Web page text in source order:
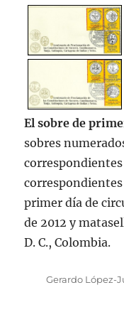
El sobre de
sobres
primer día de
de 2012 y
D. C., Colombia.
Autor
Gerardo López-